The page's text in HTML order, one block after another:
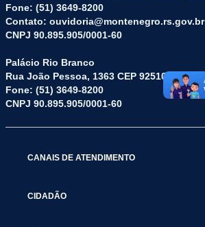
Fone: (51) 3649-8200
Contato: ouvidoria@montenegro.rs.gov.br
CNPJ 90.895.905/0001-60
Palácio Rio Branco
Rua João Pessoa, 1363 CEP 92510-045
Fone: (51) 3649-8200
CNPJ 90.895.905/0001-60
CANAIS DE ATENDIMENTO
CIDADÃO